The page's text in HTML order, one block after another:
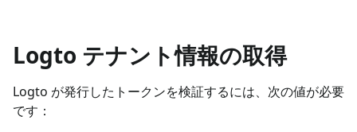
Logto テナント情報の取得
Logto が発行したトークンを検証するには、次の値が必要
です：